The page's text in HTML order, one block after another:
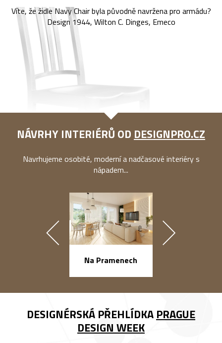
Víte, že židle Navy Chair byla původně navržena pro armádu?
Design 1944, Wilton C. Dinges, Emeco
NÁVRHY INTERIÉRŮ OD DESIGNPRO.CZ
Navrhujeme osobité, moderní a nadčasové interiéry s
nápadem...
Na Pramenech
DESIGNÉRSKÁ PŘEHLÍDKA PRAGUE
DESIGN WEEK